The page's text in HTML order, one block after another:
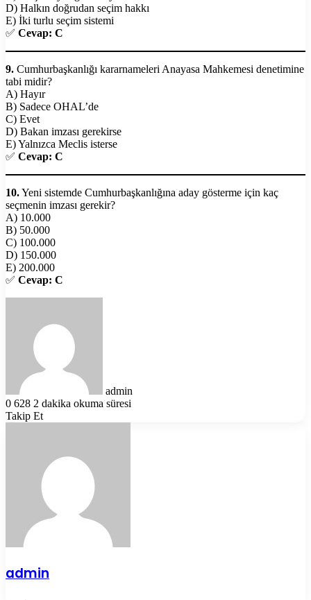
D) Halkın doğrudan seçim hakkı
E) İki turlu seçim sistemi
✅ Cevap: C
9. Cumhurbaşkanlığı kararnameleri Anayasa Mahkemesi denetimine
tabi midir?
A) Hayır
B) Sadece OHAL’de
C) Evet
D) Bakan imzası gerekirse
E) Yalnızca Meclis isterse
✅ Cevap: C
10.Yeni sistemde Cumhurbaşkanlığına aday gösterme için kaç
seçmenin imzası gerekir?
A) 10.000
B) 50.000
C) 100.000
D) 150.000
E) 200.000
✅ Cevap: C
admin
0 628 2 dakika okuma süresi
Takip Et
admin